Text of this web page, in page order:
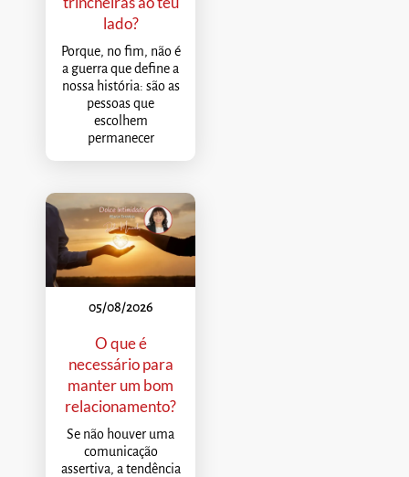
lado?
Porque, no fim, não é
a guerra que define a
nossa história: são as
pessoas que
escolhem
permanecer
05/08/2026
O que é
necessário para
manter um bom
relacionamento?
Se não houver uma
comunicação
assertiva, a tendência